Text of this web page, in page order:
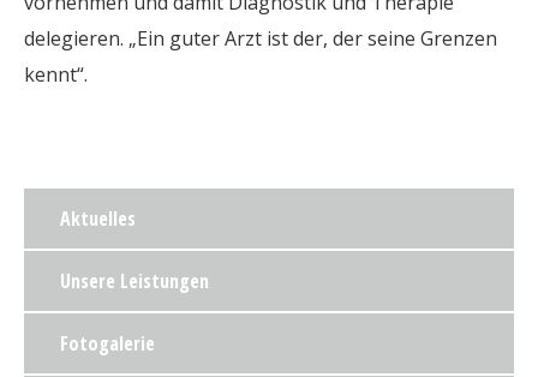
delegieren. „Ein guter Arzt ist der, der seine Grenzen
kennt“.
Aktuelles
Unsere Leistungen
Fotogalerie